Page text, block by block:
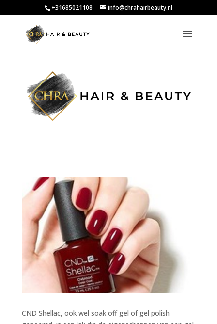
+31685021108 info@chrahairbeauty.nl
CND Shellac, ook wel soak off gel of gel polish